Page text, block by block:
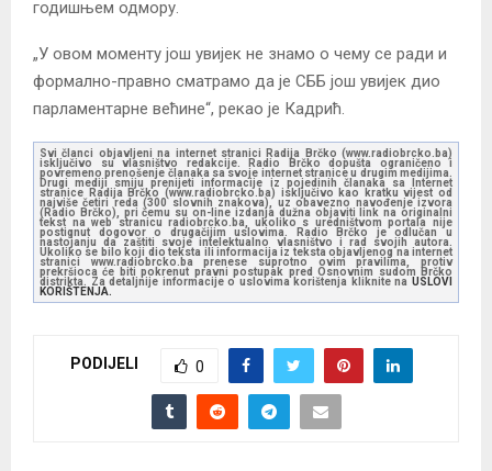
годишњем одмору.
„У овом моменту још увијек не знамо о чему се ради и
формално-правно сматрамо да је СББ још увијек дио
парламентарне већине“, рекао је Кадрић.
Svi članci objavljeni na internet stranici Radija Brčko (www.radiobrcko.ba)
isključivo su vlasništvo redakcije. Radio Brčko dopušta ograničeno i
povremeno prenošenje članaka sa svoje internet stranice u drugim medijima.
Drugi mediji smiju prenijeti informacije iz pojedinih članaka sa Internet
stranice Radija Brčko (www.radiobrcko.ba) isključivo kao kratku vijest od
najviše četiri reda (300 slovnih znakova), uz obavezno navođenje izvora
(Radio Brčko), pri čemu su on-line izdanja dužna objaviti link na originalni
tekst na web stranicu radiobrcko.ba, ukoliko s uredništvom portala nije
postignut dogovor o drugačijim uslovima. Radio Brčko je odlučan u
nastojanju da zaštiti svoje intelektualno vlasništvo i rad svojih autora.
Ukoliko se bilo koji dio teksta ili informacija iz teksta objavljenog na internet
stranici www.radiobrcko.ba prenese suprotno ovim pravilima, protiv
prekršioca će biti pokrenut pravni postupak pred Osnovnim sudom Brčko
distrikta. Za detaljnije informacije o uslovima korištenja kliknite na USLOVI
KORIŠTENJA.
PODIJELI 0